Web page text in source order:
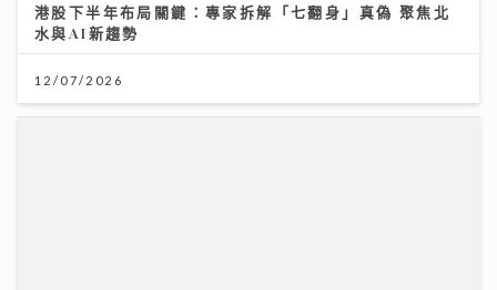
港股下半年布局關鍵：專家拆解「七翻身」真偽 聚焦北
水與AI新趨勢
12/07/2026